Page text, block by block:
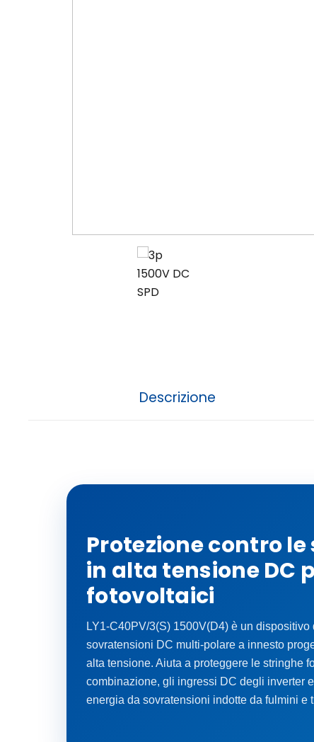
Descrizione
Protezione contro
in alta tensione DC
fotovoltaici
LY1-C40PV/3(S) 1500V(D4) è un
sovratensioni DC multi-polare a innesto
alta tensione. Aiuta a proteggere le stringhe
combinazione, gli ingressi DC degli inverter
energia da sovratensioni indotte da fulmini e